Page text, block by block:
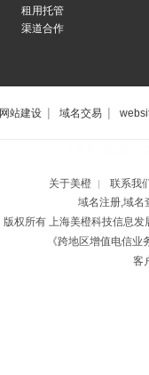
租用托管
渠道合作
网站建设 | 域名交易 |
关于美橙 |
联系我
域名注册,域名
版权所有 上海美橙科技信息
《跨地区增值电信
客